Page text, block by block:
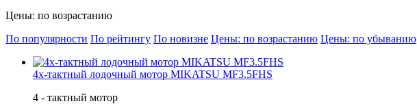
Цены: по возрастанию
По популярности По рейтингу По новизне Цены: по возрастанию Цены: по убыванию
4х-тактный лодочный мотор MIKATSU MF3.5FHS
4 - тактный мотор